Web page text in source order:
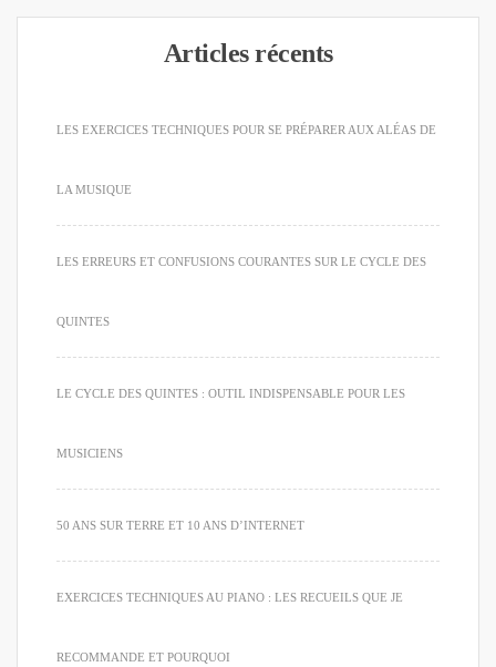
Articles récents
LES EXERCICES TECHNIQUES POUR SE PRÉPARER AUX ALÉAS DE
LA MUSIQUE
LES ERREURS ET CONFUSIONS COURANTES SUR LE CYCLE DES
QUINTES
LE CYCLE DES QUINTES : OUTIL INDISPENSABLE POUR LES
MUSICIENS
50 ANS SUR TERRE ET 10 ANS D’INTERNET
EXERCICES TECHNIQUES AU PIANO : LES RECUEILS QUE JE
RECOMMANDE ET POURQUOI